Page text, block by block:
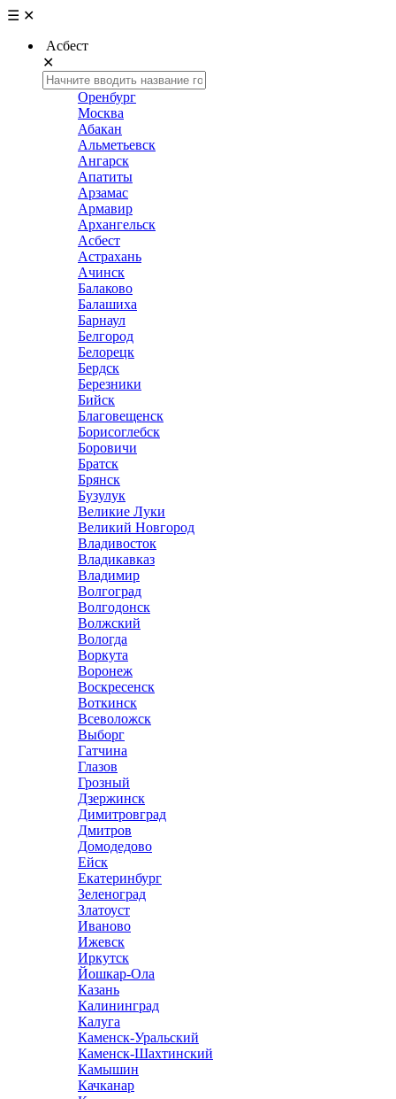
☰ ✕
Асбест
✕
Оренбург
Москва
Абакан
Альметьевск
Ангарск
Апатиты
Арзамас
Армавир
Архангельск
Асбест
Астрахань
Ачинск
Балаково
Балашиха
Барнаул
Белгород
Белорецк
Бердск
Березники
Бийск
Благовещенск
Борисоглебск
Боровичи
Братск
Брянск
Бузулук
Великие Луки
Великий Новгород
Владивосток
Владикавказ
Владимир
Волгоград
Волгодонск
Волжский
Вологда
Воркута
Воронеж
Воскресенск
Воткинск
Всеволожск
Выборг
Гатчина
Глазов
Грозный
Дзержинск
Димитровград
Дмитров
Домодедово
Ейск
Екатеринбург
Зеленоград
Златоуст
Иваново
Ижевск
Иркутск
Йошкар-Ола
Казань
Калининград
Калуга
Каменск-Уральский
Каменск-Шахтинский
Камышин
Качканар